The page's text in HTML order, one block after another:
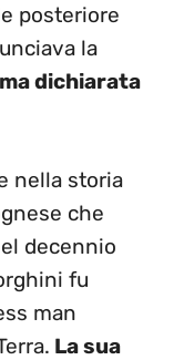
posteriore
la
dichiarata
nella storia
che
decennio
fu
man
La sua